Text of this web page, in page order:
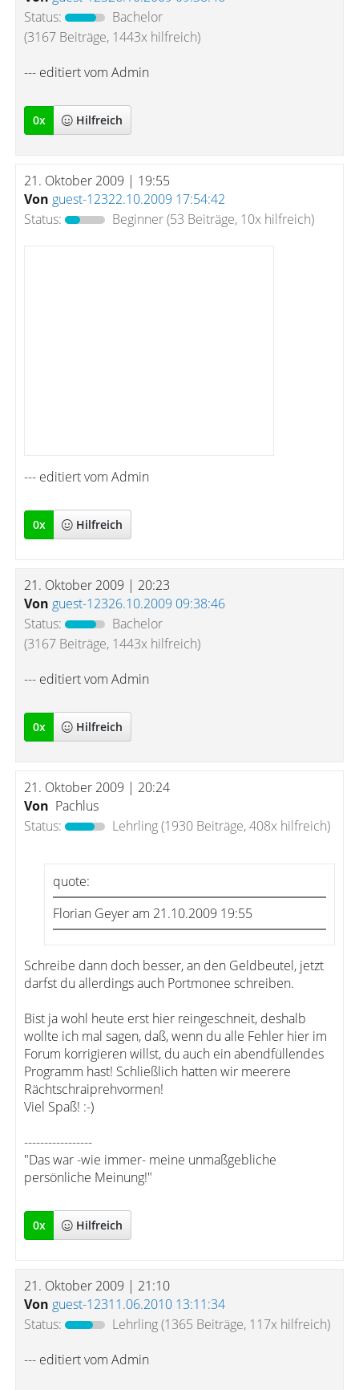
Status:
Bachelor
(3167 Beiträge, 1443x hilfreich)
--- editiert vom Admin
0x Hilfreich
21. Oktober 2009 | 19:55
Von guest-12322.10.2009 17:54:42
Status:
Beginner(53 Beiträge, 10x hilfreich)
--- editiert vom Admin
0x Hilfreich
21. Oktober 2009 | 20:23
Von guest-12326.10.2009 09:38:46
Status:
Bachelor
(3167 Beiträge, 1443x hilfreich)
--- editiert vom Admin
0x Hilfreich
21. Oktober 2009 | 20:24
Von Pachlus
Status:
Lehrling(1930 Beiträge, 408x hilfreich)
quote:
Florian Geyer am 21.10.2009 19:55
Schreibe dann doch besser, an den Geldbeutel, jetzt
darfst du allerdings auch Portmonee schreiben.
Bist ja wohl heute erst hier reingeschneit, deshalb
wollte ich mal sagen, daß, wenn du alle Fehler hier im
Forum korrigieren willst, du auch ein abendfüllendes
Programm hast! Schließlich hatten wir meerere
Rächtschraiprehvormen!
Viel Spaß! :-)
-----------------
"Das war -wie immer- meine unmaßgebliche
persönliche Meinung!"
0x Hilfreich
21. Oktober 2009 | 21:10
Von guest-12311.06.2010 13:11:34
Status:
Lehrling(1365 Beiträge, 117x hilfreich)
--- editiert vom Admin